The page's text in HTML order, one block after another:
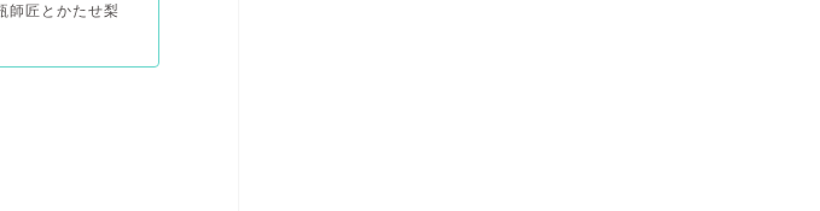
師匠とかたせ梨